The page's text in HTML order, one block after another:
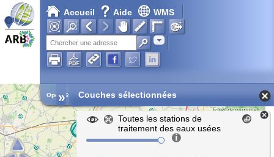
Accueil Aide WMS
Adresse
Open Street Map
» Couches sélectionnées
Toutes les stations de
traitement des eaux usées